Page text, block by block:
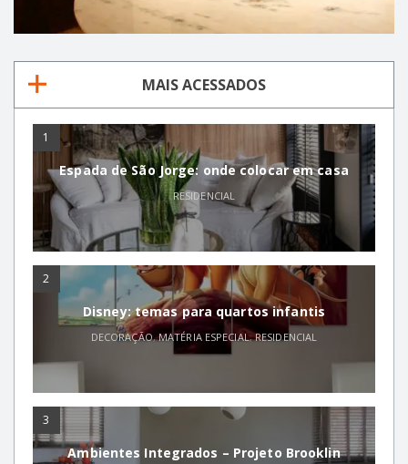
MAIS ACESSADOS
1
Espada de São Jorge: onde colocar em casa
RESIDENCIAL
2
Disney: temas para quartos infantis
DECORAÇÃO,MATÉRIA ESPECIAL,RESIDENCIAL
3
Ambientes Integrados – Projeto Brooklin